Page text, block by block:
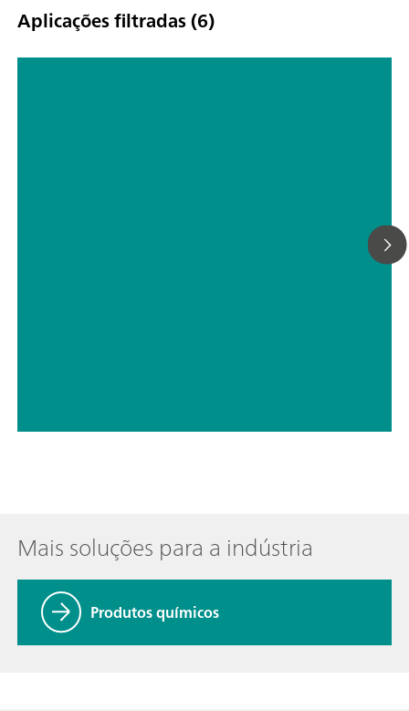
Aplicações filtradas (6)
Mais soluções para a indústria
Produtos químicos